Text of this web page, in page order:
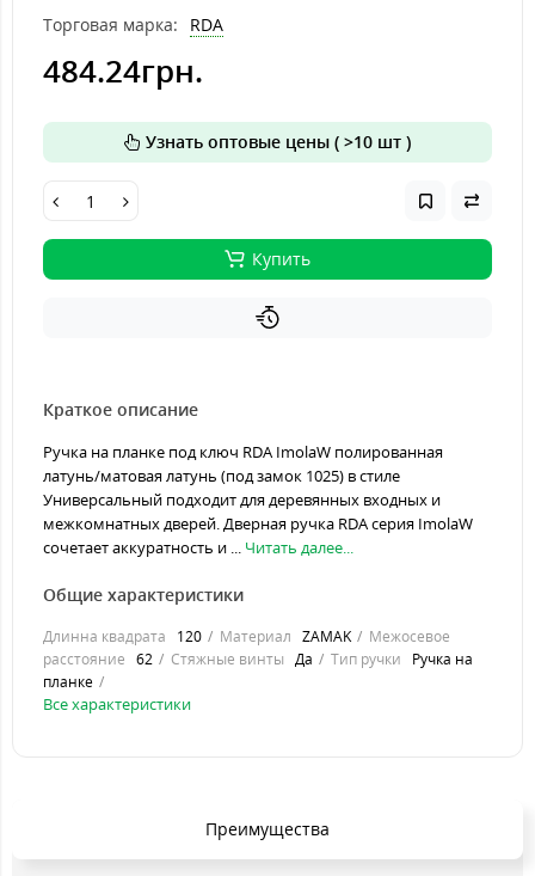
Торговая марка:
RDA
484.24грн.
Узнать оптовые цены ( >10 шт )
Купить
Краткое описание
Ручка на планке под ключ RDA ImolaW полированная
латунь/матовая латунь (под замок 1025) в стиле
Универсальный подходит для деревянных входных и
межкомнатных дверей. Дверная ручка RDA серия ImolaW
сочетает аккуратность и ... Читать далее...
Общие характеристики
Длинна квадрата 120 Материал ZAMAK
Межосевое
расстояние 62 Стяжные винты Да Тип ручки
Ручка на
планке
Все характеристики
Преимущества